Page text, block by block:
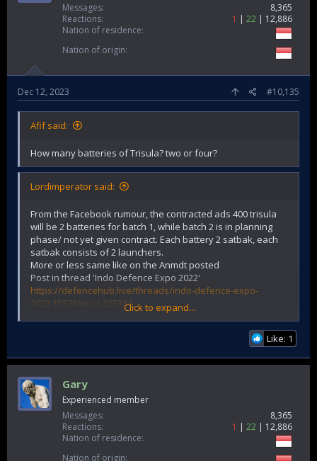
Messages
8,365
Reactions
1 22
12,886
Nation of residence
Nation of origin
Dec 12, 2023 #10,135
Afif said:
How many batteries of Trisula? two or four?
Lordimperator said:
From the Facebook rumour, the contracted ads 400 trisula
will be 2 batteries for batch 1, while batch 2 is in planning
phase/ not yet given contract. Each battery 2 satbak, each
satbak consists of 2 launchers.
More or less same like on the Anmdt posted
Post in thread 'Indo Defence Expo 2022'
https://defencehub.live/threads/indo-defence-expo-
2022.15520/post-225384
oDX7yBDckXEcKqSoat6GSZoVBV38EAl&id=1142532878&sfns
n=wiwspmo&mibextid=RUbZ1f
Not bad lah for starter, hopefully there will be repeat order.
Click to expand...
Like: 1
Gary
Experienced member
Messages
8,365
Reactions
1 22
12,886
Nation of residence
Nation of origin